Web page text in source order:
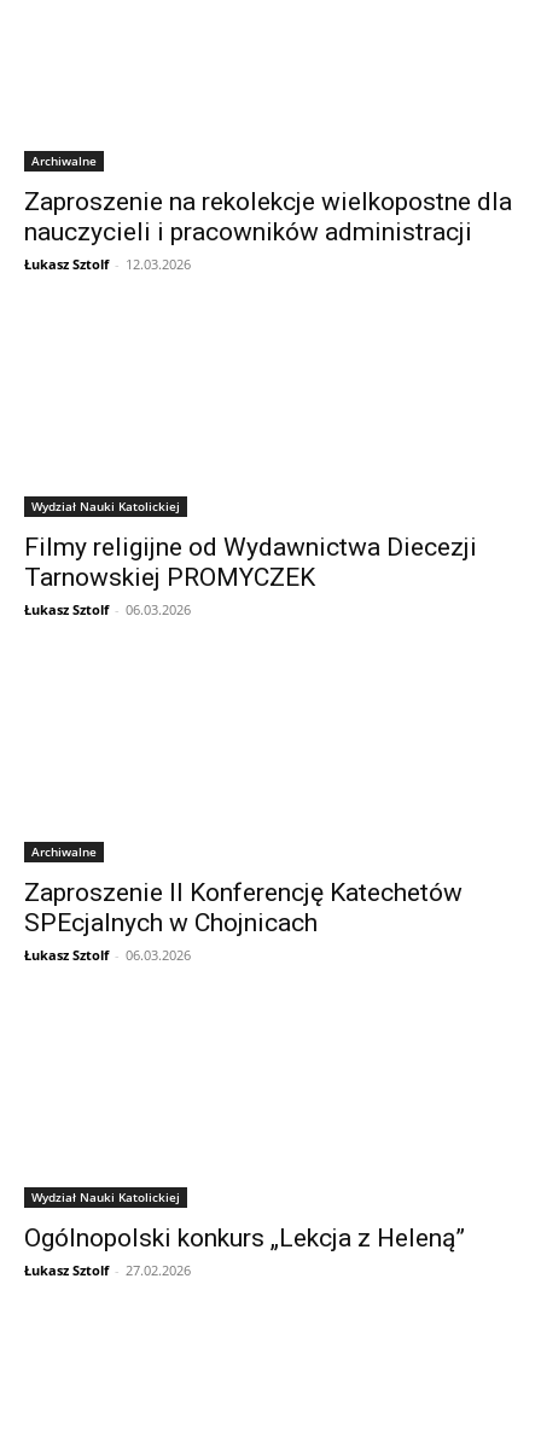
Archiwalne
Zaproszenie na rekolekcje wielkopostne dla
nauczycieli i pracowników administracji
Łukasz Sztolf - 12.03.2026
Wydział Nauki Katolickiej
Filmy religijne od Wydawnictwa Diecezji
Tarnowskiej PROMYCZEK
Łukasz Sztolf - 06.03.2026
Archiwalne
Zaproszenie II Konferencję Katechetów
SPEcjalnych w Chojnicach
Łukasz Sztolf - 06.03.2026
Wydział Nauki Katolickiej
Ogólnopolski konkurs „Lekcja z Heleną”
Łukasz Sztolf - 27.02.2026